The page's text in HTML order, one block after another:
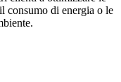
consumo di energia o le